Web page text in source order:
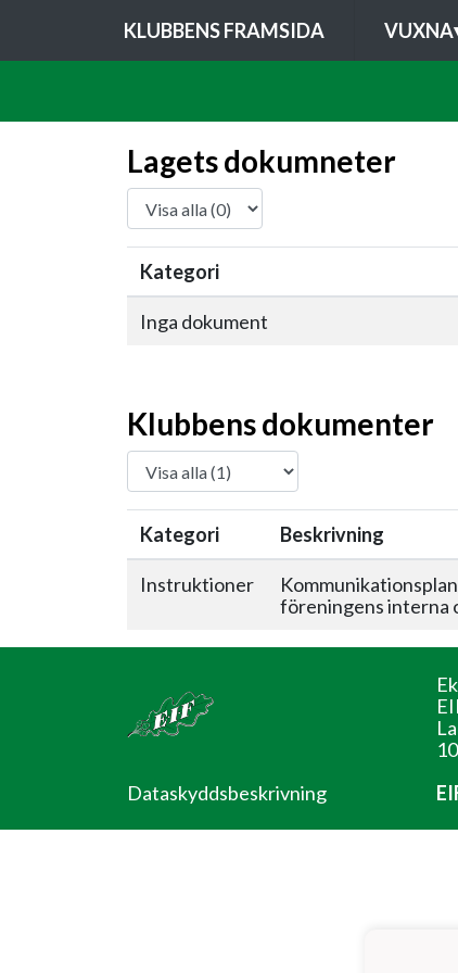
KLUBBENS FRAMSIDA VUXNA
Lagets dokumneter
Kategori
Inga dokument
Klubbens dokumenter
Kategori Beskrivning
Instruktioner
föreningens interna
Dataskyddsbeskrivning